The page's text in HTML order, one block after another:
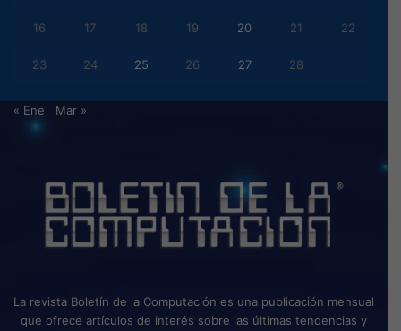
16 17 18 19 20 21 22
23 24 25 26 27 28
« Ene Mar »
La revista Boletín de la Computación es una publicación mensual
que ofrece artículos de interés sobre las últimas tendencias y